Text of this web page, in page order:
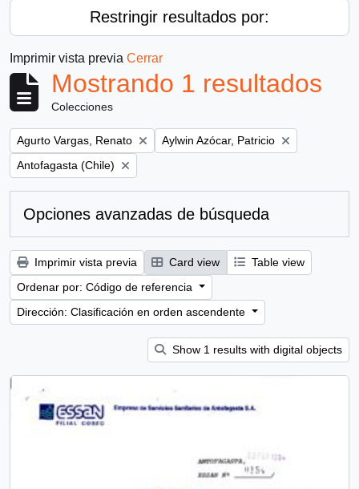
Restringir resultados por:
Imprimir vista previa Cerrar
Mostrando 1 resultados
Colecciones
Remove filter:
Agurto Vargas, Renato Remove filter:
Aylwin Azócar, Patricio
Remove filter:
Antofagasta (Chile)
Opciones avanzadas de búsqueda
Imprimir vista previa Card view
Table view
Ordenar por: Código de referencia
Dirección: Clasificación en orden ascendente
Show 1 results with digital objects